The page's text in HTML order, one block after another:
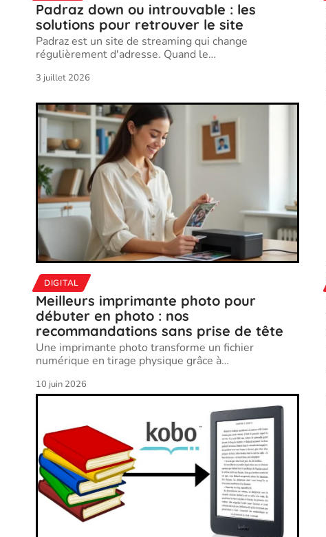
Padraz down ou introuvable : les
solutions pour retrouver le site
Padraz est un site de streaming qui change
régulièrement d'adresse. Quand le…
3 juillet 2026
DIGITAL
Meilleurs imprimante photo pour
débuter en photo : nos
recommandations sans prise de tête
Une imprimante photo transforme un fichier
numérique en tirage physique grâce à…
10 juin 2026